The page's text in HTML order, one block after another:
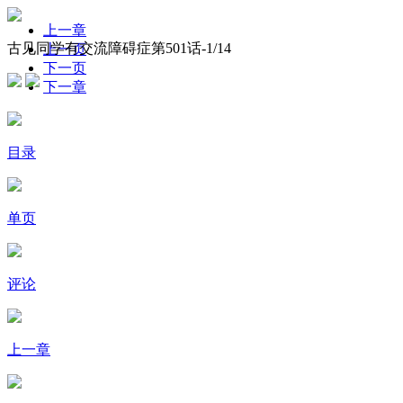
古见同学有交流障碍症第501话-1/14
上一章
上一页
下一页
下一章
目录
单页
评论
上一章